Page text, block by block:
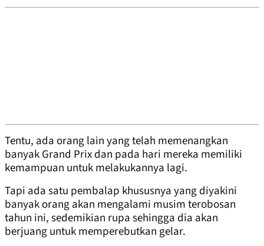
Tentu, ada orang lain yang telah memenangkan
banyak Grand Prix dan pada hari mereka memiliki
kemampuan untuk melakukannya lagi.
Tapi ada satu pembalap khususnya yang diyakini
banyak orang akan mengalami musim terobosan
tahun ini, sedemikian rupa sehingga dia akan
berjuang untuk memperebutkan gelar.